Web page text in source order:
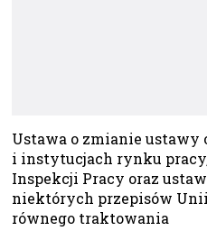
Ustawa o zmianie
i instytucjach rynku
Inspekcji Pracy oraz
niektórych przepisów
równego traktowania